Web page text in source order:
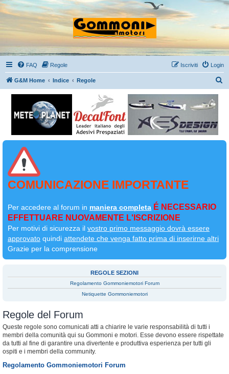
FAQ Regole Login
Iscriviti
G&M Home Indice Regole
COMUNICAZIONE IMPORTANTE
Per accedere al forum in maniera completa É NECESSARIO
EFFETTUARE NUOVAMENTE L'ISCRIZIONE
Per motivi di sicurezza il vostro primo messaggio dovrà essere
approvato quindi attendete che venga fatto prima di inserirne altri
Grazie per la comprensione
REGOLE SEZIONI
Regolamento Gommoniemotori Forum
Netiquette Gommoniemotori
Regole del Forum
Queste regole sono comunicati atti a chiarire le varie responsabilità di tutti i
membri della comunità qui su Gommoni e motori. Esse devono essere rispettate
da tutti al fine di garantire una divertente e produttiva esperienza per tutti gli
ospiti e i membri della community.
Regolamento Gommoniemotori Forum